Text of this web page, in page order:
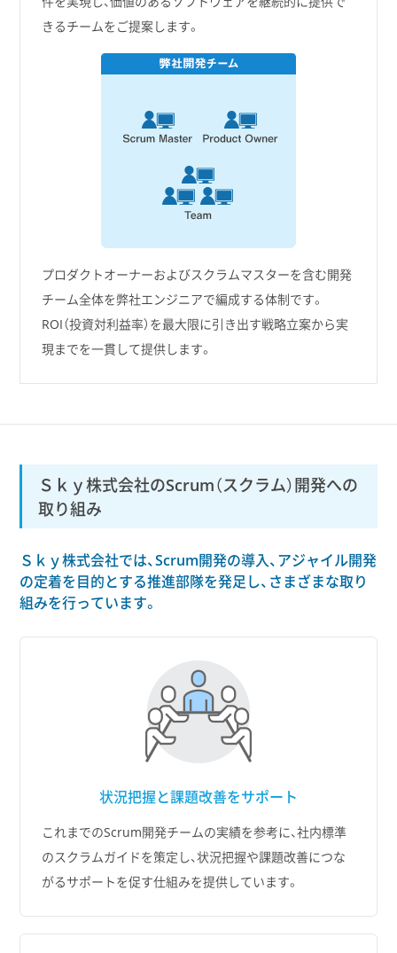
きるチームをご提案します。
プロダクトオーナーおよびスクラムマスターを含む開発
チーム全体を弊社エンジニアで編成する体制です。
ROI（投資対利益率）を最大限に引き出す戦略立案から実
現までを一貫して提供します。
Ｓｋｙ株式会社のScrum（スクラム）開発への
取り組み
Ｓｋｙ株式会社では、Scrum開発の導入、アジャイル開発
の定着を目的とする推進部隊を発足し、さまざまな取り
組みを行っています。
状況把握と課題改善をサポート
これまでのScrum開発チームの実績を参考に、社内標準
のスクラムガイドを策定し、状況把握や課題改善につな
がるサポートを促す仕組みを提供しています。